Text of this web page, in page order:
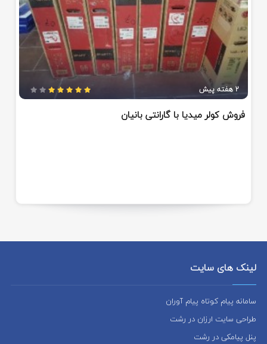
2 هفته پیش
فروش کولر میدیا با گارانتی بانیان
لینک های سایت
سامانه پیام کوتاه پیام آوران
طراحی سایت ارزان در رشت
پنل پیامکی در رشت